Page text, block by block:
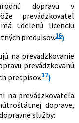
dopravu v
prevádzkovateľ
udelenú licenciu
predpisov.16)
na prevádzkovanie
prevádzkovanú
predpisov.17)
na prevádzkovateľa
doprave,
služby: